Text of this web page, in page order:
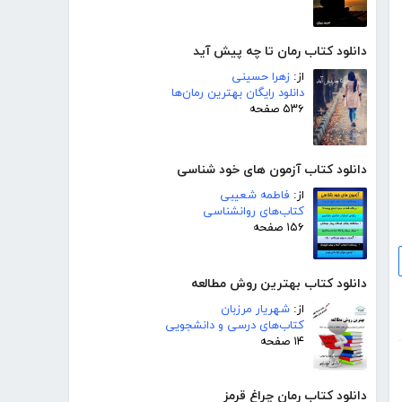
دانلود کتاب رمان تا چه پیش آید
از: زهرا حسینی
دانلود رایگان بهترین رمان‌ها
۵۳۶ صفحه
دانلود کتاب آزمون های خود شناسی
از: فاطمه شعیبی
کتاب‌های روانشناسی
۱۵۶ صفحه
دانلود کتاب بهترین روش مطالعه
از: شهریار مرزبان
کتاب‌های درسی و دانشجویی
۱۴ صفحه
دانلود کتاب رمان چراغ قرمز